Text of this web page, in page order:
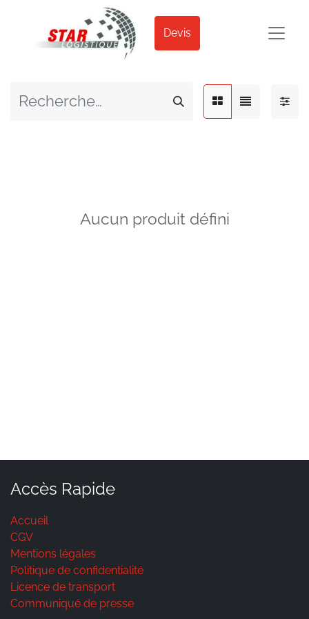
Devis
Aucun produit défini
Accès Rapide
Accueil
CGV
Mentions légales
Politique de confidentialité
Licence de transport
Communiqué de presse